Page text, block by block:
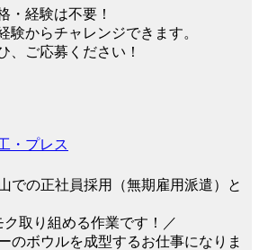
・経験は不要！
験からチャレンジできます。
、ご応募ください！
・プレス
での正社員採用（無期雇用派遣）と
ク取り組める作業です！／
のボウルを成型するお仕事になりま